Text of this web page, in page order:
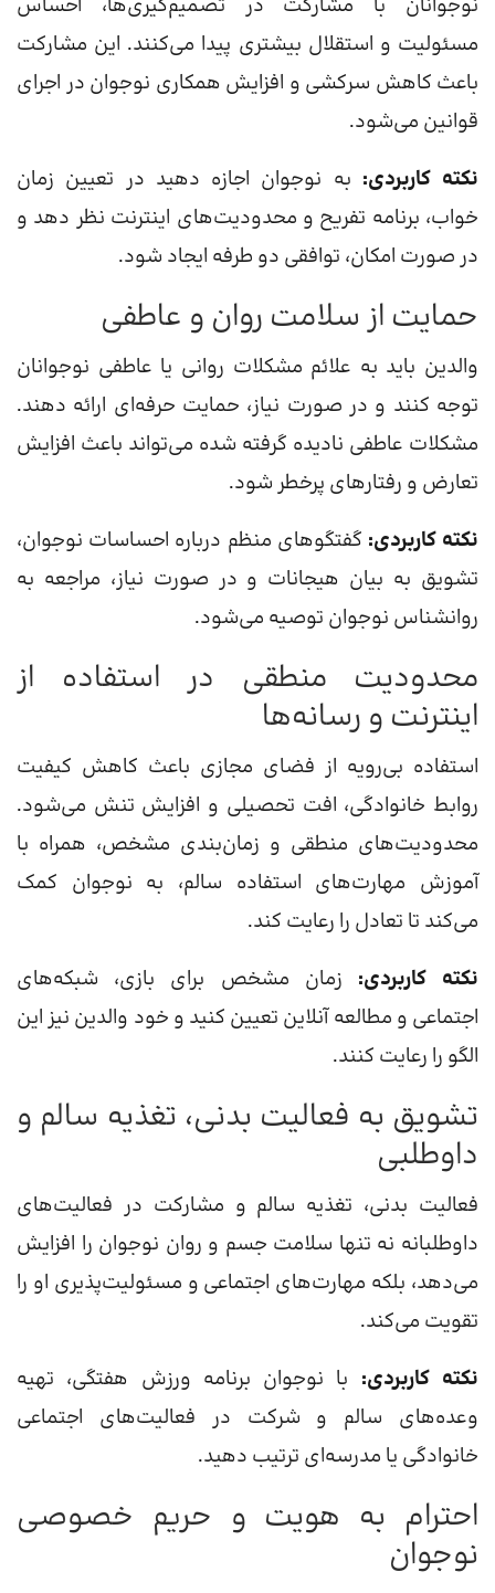
نوجوانان با مشارکت در تصمیم‌گیری‌ها، احساس
مسئولیت و استقلال بیشتری پیدا می‌کنند. این مشارکت
باعث کاهش سرکشی و افزایش همکاری نوجوان در اجرای
قوانین می‌شود.
نکته کاربردی: به نوجوان اجازه دهید در تعیین زمان
خواب، برنامه تفریح و محدودیت‌های اینترنت نظر دهد و
در صورت امکان، توافقی دو طرفه ایجاد شود.
حمایت از سلامت روان و عاطفی
والدین باید به علائم مشکلات روانی یا عاطفی نوجوانان
توجه کنند و در صورت نیاز، حمایت حرفه‌ای ارائه دهند.
مشکلات عاطفی نادیده گرفته شده می‌تواند باعث افزایش
تعارض و رفتارهای پرخطر شود.
نکته کاربردی: گفتگوهای منظم درباره احساسات نوجوان،
تشویق به بیان هیجانات و در صورت نیاز، مراجعه به
روانشناس نوجوان توصیه می‌شود.
محدودیت منطقی در استفاده از
اینترنت و رسانه‌ها
استفاده بی‌رویه از فضای مجازی باعث کاهش کیفیت
روابط خانوادگی، افت تحصیلی و افزایش تنش می‌شود.
محدودیت‌های منطقی و زمان‌بندی مشخص، همراه با
آموزش مهارت‌های استفاده سالم، به نوجوان کمک
می‌کند تا تعادل را رعایت کند.
نکته کاربردی: زمان مشخص برای بازی، شبکه‌های
اجتماعی و مطالعه آنلاین تعیین کنید و خود والدین نیز این
الگو را رعایت کنند.
تشویق به فعالیت بدنی، تغذیه سالم و
داوطلبی
فعالیت بدنی، تغذیه سالم و مشارکت در فعالیت‌های
داوطلبانه نه تنها سلامت جسم و روان نوجوان را افزایش
می‌دهد، بلکه مهارت‌های اجتماعی و مسئولیت‌پذیری او را
تقویت می‌کند.
نکته کاربردی: با نوجوان برنامه ورزش هفتگی، تهیه
وعده‌های سالم و شرکت در فعالیت‌های اجتماعی
خانوادگی یا مدرسه‌ای ترتیب دهید.
احترام به هویت و حریم خصوصی
نوجوان